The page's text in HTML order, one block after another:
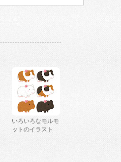
いろいろなモルモ
ットのイラスト